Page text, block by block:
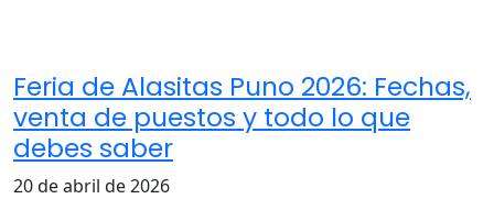
Feria de Alasitas Puno 2026: Fechas,
venta de puestos y todo lo que
debes saber
20 de abril de 2026